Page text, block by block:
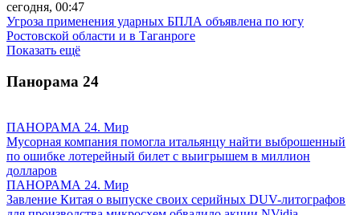
сегодня, 00:47
Угроза применения ударных БПЛА объявлена по югу
Ростовской области и в Таганроге
Показать ещё
Панорама 24
ПАНОРАМА 24. Мир
Мусорная компания помогла итальянцу найти выброшенный
по ошибке лотерейный билет с выигрышем в миллион
долларов
ПАНОРАМА 24. Мир
Завление Китая о выпуске своих серийных DUV-литографов